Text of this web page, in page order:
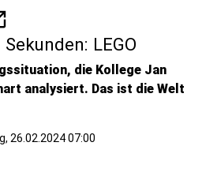
LEGO
die Kollege Jan
analysiert. Das ist die Welt
26.02.2024 07:00